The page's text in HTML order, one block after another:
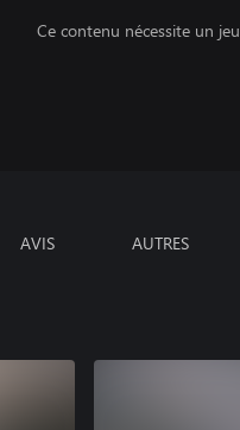
Ce contenu nécessite un
AVIS AUTRES